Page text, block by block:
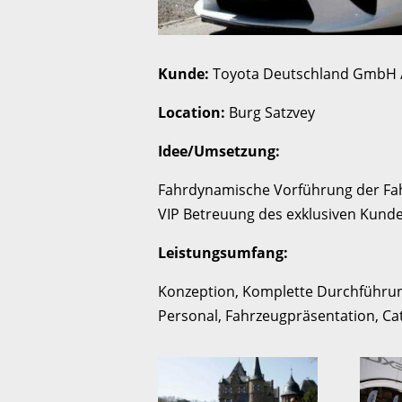
Kunde:Toyota Deutschland GmbH
Location: Burg Satzvey
Idee/Umsetzung:
Fahrdynamische Vorführung der
VIP Betreuung des exklusiven
Leistungsumfang:
Konzeption, Komplette
Personal, Fahrzeugpräsentation,